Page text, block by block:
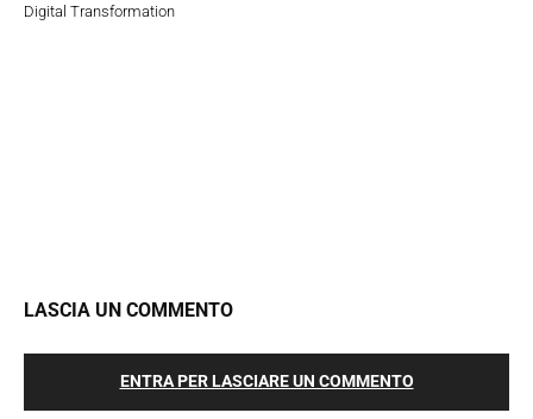
Digital Transformation
LASCIA UN COMMENTO
ENTRA PER LASCIARE UN COMMENTO